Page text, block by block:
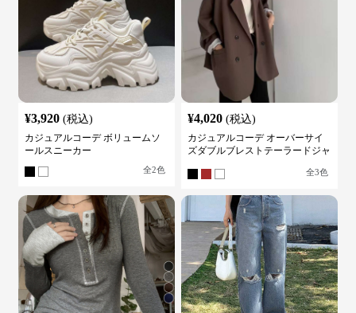
¥3,920 (税込)
カジュアルコーデ ボリュームソ
ールスニーカー
全2色
¥4,020 (税込)
カジュアルコーデ オーバーサイ
ズダブルブレストテーラードジャ
全3色